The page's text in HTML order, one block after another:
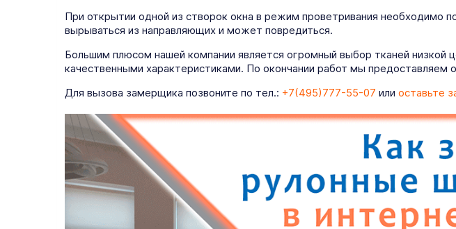
При открытии одной из створок окна в режим проветривания необходимо
вырываться из направляющих и может повредиться.
Большим плюсом нашей компании является огромный выбор тканей низкой
качественными характеристиками. По окончании работ мы предоставляем
Для вызова замерщика позвоните по тел.: +7(495)777-55-07 или оставьте